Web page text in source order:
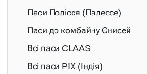
Паси Полісся (Палессе)
Паси до комбайну Єнисей
Всі паси CLAAS
Всі паси PIX (Індія)